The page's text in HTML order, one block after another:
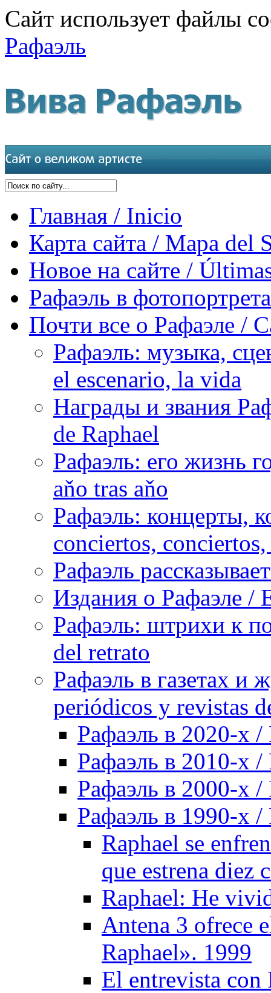
Сайт использует файлы
Рафаэль
Главная / Inicio
Карта сайта / Mapa del
Новое на сайте /
Рафаэль в
Почти все о Рафаэле /
Рафаэль: музыка,
el escenario, la vida
Награды и звания
de Raphael
Рафаэль: его жизнь
aňo tras aňo
Рафаэль: концерты,
conciertos,
Рафаэль
Издания о Рафаэле /
Рафаэль: штрихи к
del retrato
Рафаэль в газетах и
periódicos y revistas
Рафаэль в 2020-х /
Рафаэль в 2010-х /
Рафаэль в 2000-х /
Рафаэль в 1990-х /
Raphael se
que estrena diez
Raphael: He
Antena 3 ofrece
Raphael». 1999
El entrevista con